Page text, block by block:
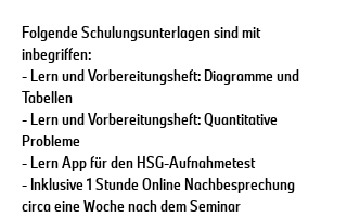
Folgende Schulungsunterlagen sind mit
inbegriffen:
- Lern und Vorbereitungsheft: Diagramme und
Tabellen
- Lern und Vorbereitungsheft: Quantitative
Probleme
- Lern App für den HSG-Aufnahmetest
- Inklusive 1 Stunde Online Nachbesprechung
circa eine Woche nach dem Seminar